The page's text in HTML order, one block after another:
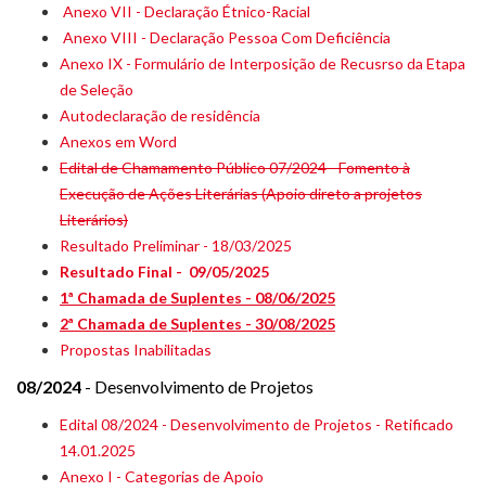
Anexo VII - Declaração Étnico-Racial
Anexo VIII - Declaração Pessoa Com Deficiência
Anexo IX - Formulário de Interposição de Recusrso da Etapa
de Seleção
Autodeclaração de residência
Anexos em Word
Edital de Chamamento Público 07/2024 - Fomento à
Execução de Ações Literárias (Apoio direto a projetos
Literários)
Resultado Preliminar - 18/03/2025
Resultado Final - 09/05/2025
1ª Chamada de Suplentes - 08/06/2025
2ª Chamada de Suplentes - 30/08/2025
Propostas Inabilitadas
08/2024 - Desenvolvimento de Projetos
Edital 08/2024 - Desenvolvimento de Projetos - Retificado
14.01.2025
Anexo I - Categorias de Apoio